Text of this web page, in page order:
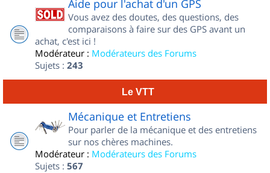
Aide pour l'achat d'un GPS
Vous avez des doutes, des questions, des
comparaisons à faire sur des GPS avant un
achat, c'est ici !
Modérateur : Modérateurs des Forums
Sujets : 243
Le VTT
Mécanique et Entretiens
Pour parler de la mécanique et des entretiens
sur nos chères machines.
Modérateur : Modérateurs des Forums
Sujets : 567